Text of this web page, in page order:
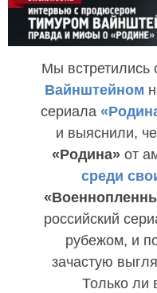
Мы встретились
Вайнштейном
сериала
и выяснили,
«Родина»от
среди
российский
рубежом, и
зачастую
Только ли